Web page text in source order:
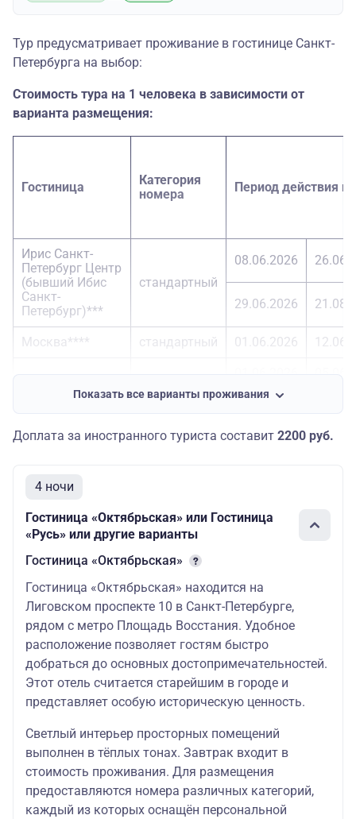
Тур предусматривает проживание в гостинице Санкт-
Петербурга на выбор:
Стоимость тура на 1 человека в зависимости от
варианта размещения:
Гостиница
Категория
номера
Период действия
Ирис Санкт-
Петербург Центр
(бывший Ибис
Санкт-
Петербург)***
стандартный
08.06.2026
29.06.2026
Москва**** стандартный 01.06.2026
Октябрьская****
стандартный
(туркласс)/
(туркласс) с
15.06.2026
комфорт/
комфорт с
БК
08.06.2026
06.07.2026
джуниор
сьют/
джуниор
сьют с БК
01.06.2026
08.06.2026
15.06.2026
классик
01.06.2026
13.07.2026
01.06.2026
Показать все варианты проживания
Доплата за иностранного туриста составит 2200 руб.
4 ночи
Гостиница «Октябрьская» или Гостиница
«Русь» или другие варианты
Гостиница «Октябрьская»
Гостиница «Октябрьская» находится на
Лиговском проспекте 10 в Санкт-Петербурге,
рядом с метро Площадь Восстания. Удобное
расположение позволяет гостям быстро
добраться до основных достопримечательностей.
Этот отель считается старейшим в городе и
представляет особую историческую ценность.
Светлый интерьер просторных помещений
выполнен в тёплых тонах. Завтрак входит в
стоимость проживания. Для размещения
предоставляются номера различных категорий,
каждый из которых оснащён персональной